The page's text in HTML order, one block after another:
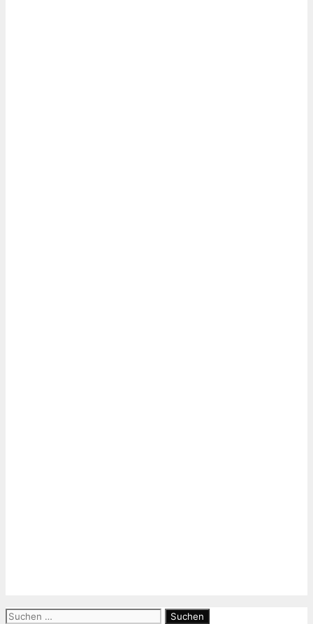
Suchen